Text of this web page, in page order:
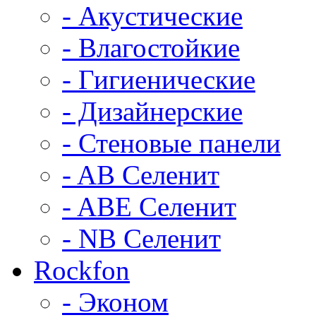
- Акустические
- Влагостойкие
- Гигиенические
- Дизайнерские
- Стеновые панели
- AB Селенит
- ABE Селенит
- NB Селенит
Rockfon
- Эконом